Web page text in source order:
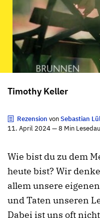
Timothy Keller
Rezension vonSebastian
11. April 2024 — 8 Min
Wie bist du zu dem
heute bist? Wir
allem unsere
und Taten unseren
Dabei ist uns oft